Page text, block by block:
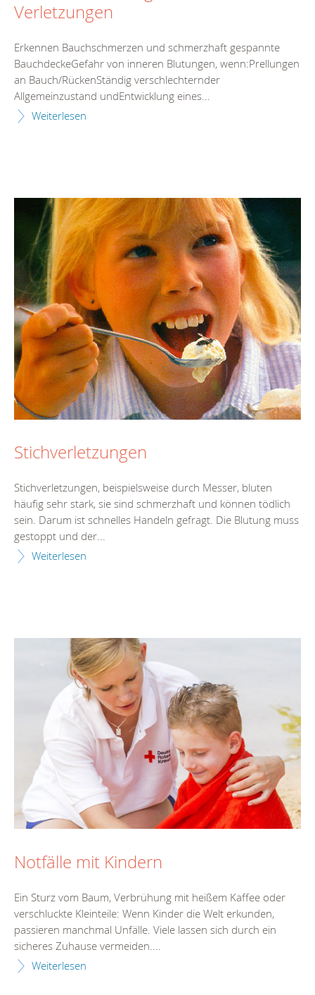
Verletzungen
Erkennen Bauchschmerzen und schmerzhaft gespannte
BauchdeckeGefahr von inneren Blutungen, wenn:Prellungen
an Bauch/RückenStändig verschlechternder
Allgemeinzustand undEntwicklung eines...
Weiterlesen
Stichverletzungen
Stichverletzungen, beispielsweise durch Messer, bluten
häufig sehr stark, sie sind schmerzhaft und können tödlich
sein. Darum ist schnelles Handeln gefragt. Die Blutung muss
gestoppt und der...
Weiterlesen
Notfälle mit Kindern
Ein Sturz vom Baum, Verbrühung mit heißem Kaffee oder
verschluckte Kleinteile: Wenn Kinder die Welt erkunden,
passieren manchmal Unfälle. Viele lassen sich durch ein
sicheres Zuhause vermeiden....
Weiterlesen